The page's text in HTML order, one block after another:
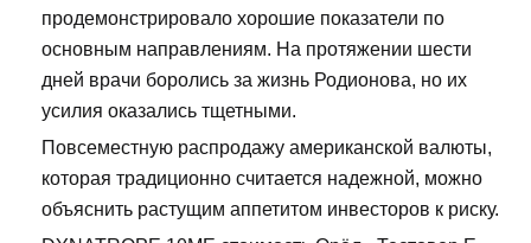
продемонстрировало хорошие показатели по
основным направлениям. На протяжении шести
дней врачи боролись за жизнь Родионова, но их
усилия оказались тщетными.
Повсеместную распродажу американской валюты,
которая традиционно считается надежной, можно
объяснить растущим аппетитом инвесторов к риску.